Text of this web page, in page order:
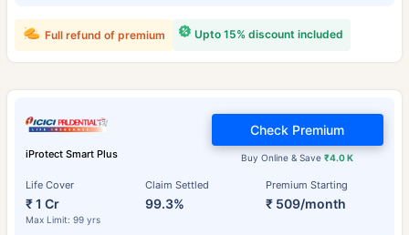
Upto 15% discount included
Full refund of premium
iProtect Smart Plus
Life Cover
₹ 1 Cr
Max Limit: 99 yrs
Claim Settled
99.3%
Premium Starting
₹ 509/month
Buy Online & Save₹4.0 K
Check Premium